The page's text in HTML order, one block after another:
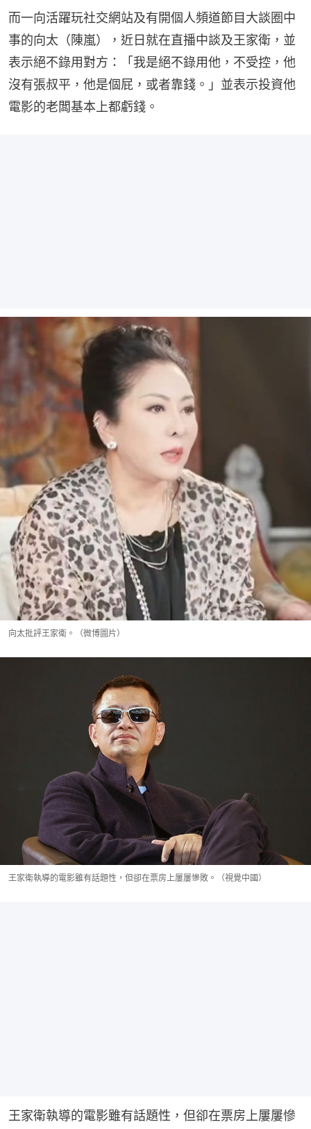
而一向活躍玩社交網站及有開個人頻道節目大談圈中
事的向太（陳嵐），近日就在直播中談及王家衛，並
表示絕不錄用對方：「我是絕不錄用他，不受控，他
沒有張叔平，他是個屁，或者靠錢。」並表示投資他
電影的老闆基本上都虧錢。
向太批評王家衛。（微博圖片）
王家衛執導的電影雖有話題性，但卻在票房上屢屢慘敗。（視覺中國）
王家衛執導的電影雖有話題性，但卻在票房上屢屢慘